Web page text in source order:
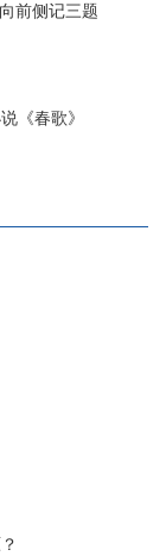
前侧记三题
《春歌》